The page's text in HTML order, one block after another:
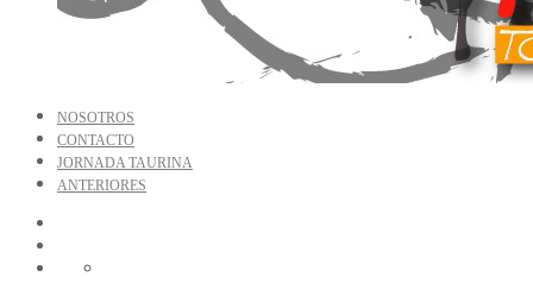
NOSOTROS
CONTACTO
JORNADA TAURINA
ANTERIORES